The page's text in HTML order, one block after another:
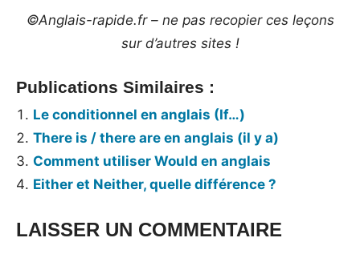
©Anglais-rapide.fr – ne pas recopier ces leçons
sur d’autres sites !
Publications Similaires :
Le conditionnel en anglais (If…)
There is / there are en anglais (il y a)
Comment utiliser Would en anglais
Either et Neither, quelle différence ?
Tags:
LAISSER UN COMMENTAIRE